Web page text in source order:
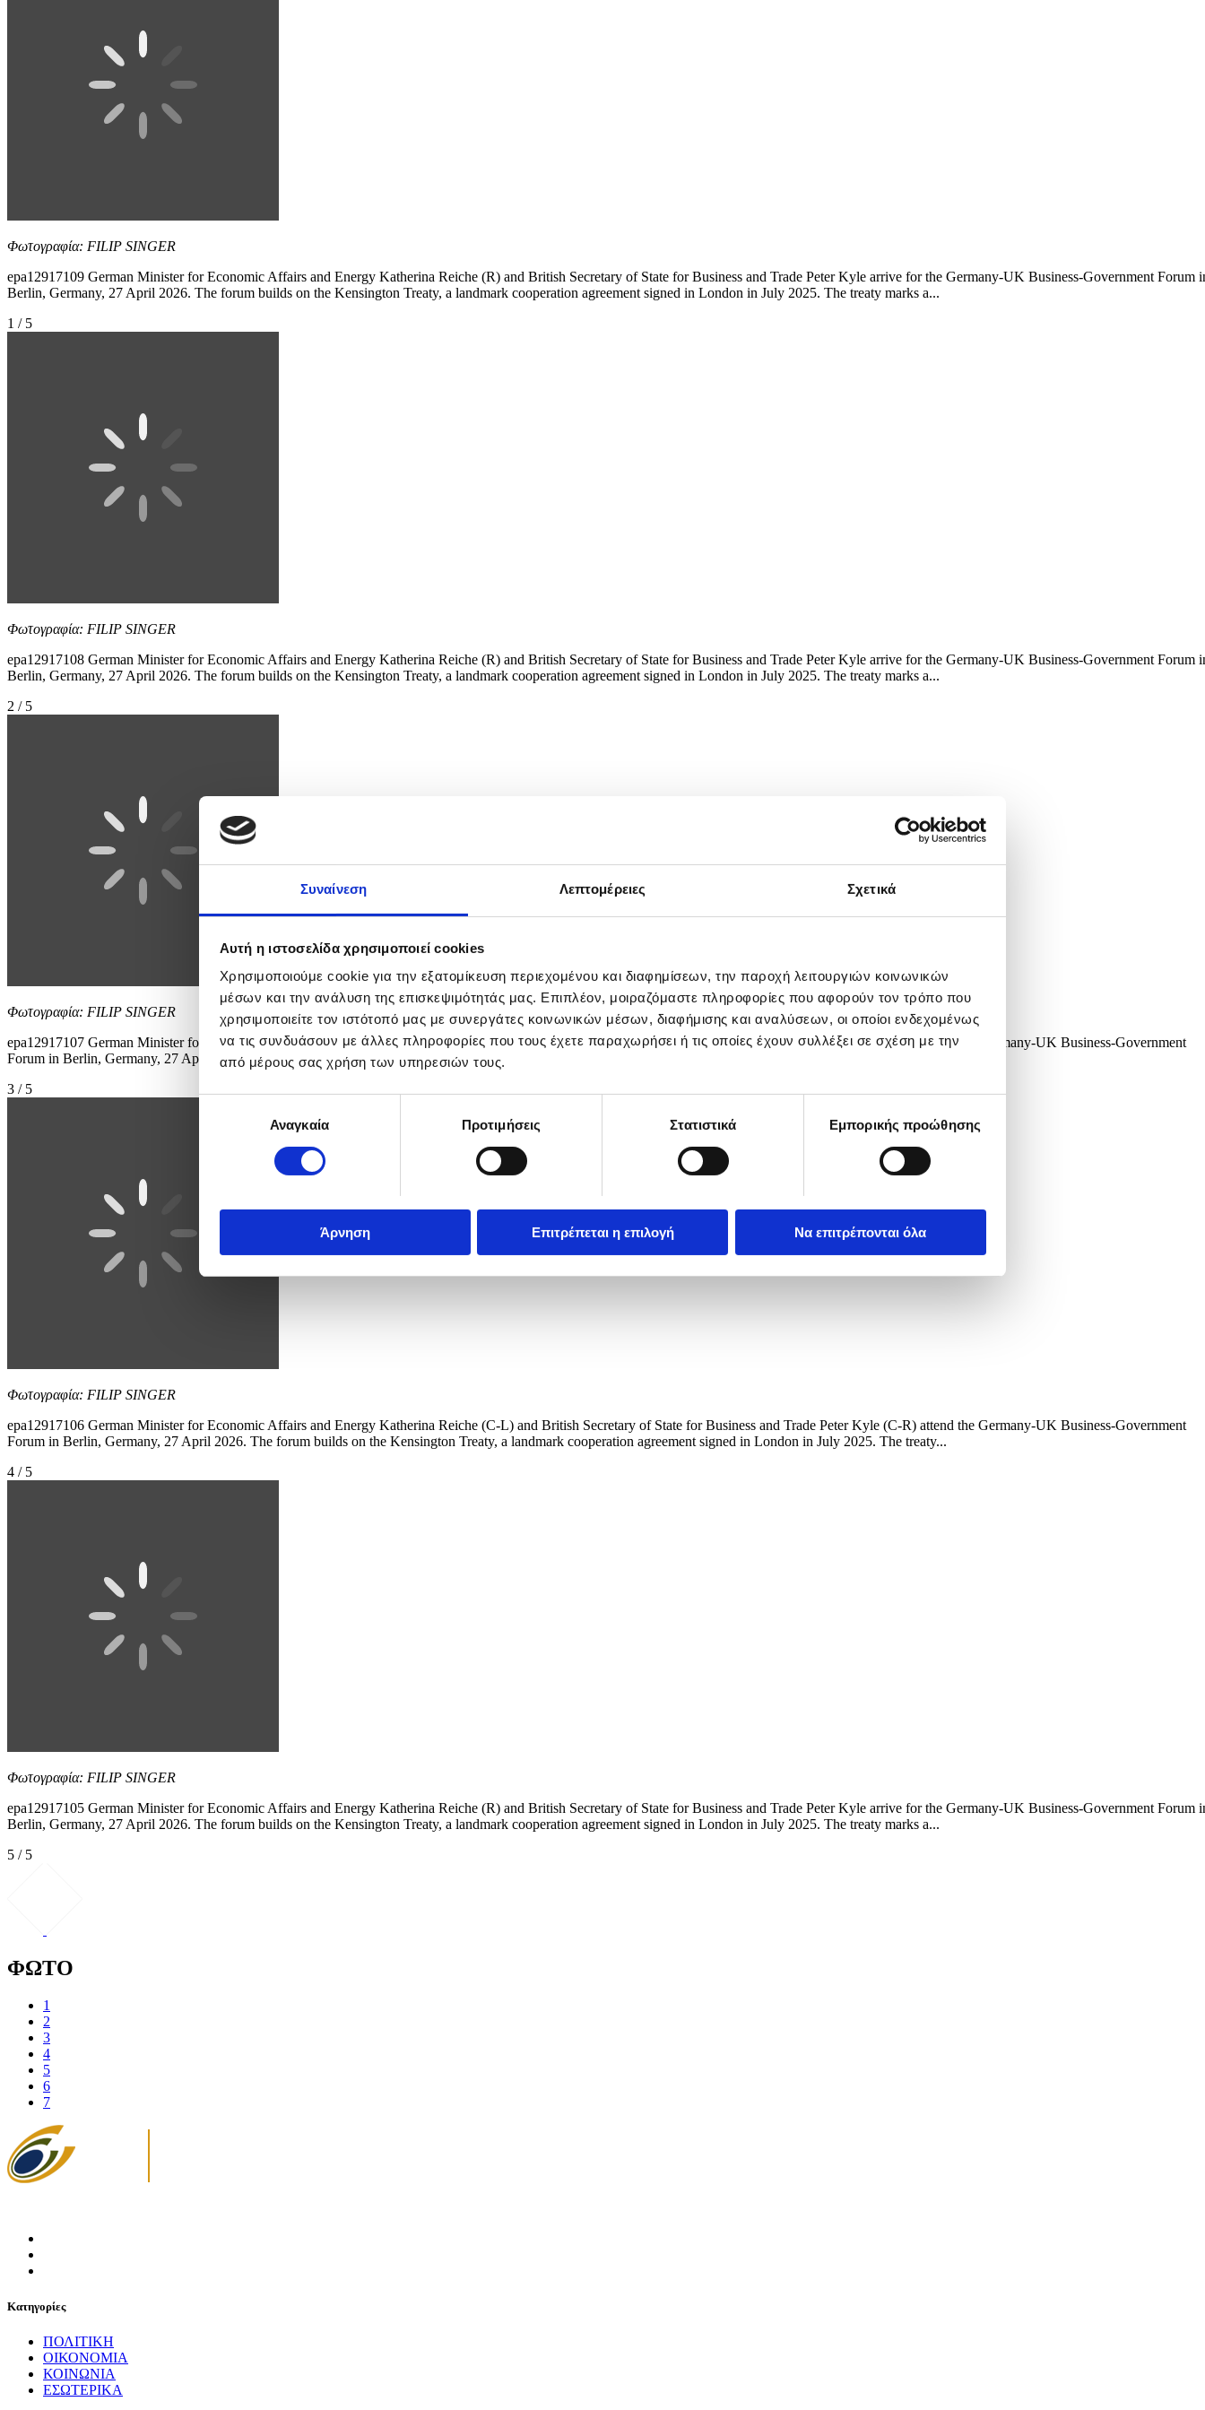
Συναίνεση Λεπτομέρειες Σχετικά
Αυτή η ιστοσελίδα χρησιμοποιεί cookies
Χρησιμοποιούμε cookie για την εξατομίκευση περιεχομένου και διαφημίσεων, την παροχή λειτουργιών κοινωνικών
μέσων και την ανάλυση της επισκεψιμότητάς μας. Επιπλέον, μοιραζόμαστε πληροφορίες που αφορούν τον τρόπο που
χρησιμοποιείτε τον ιστότοπό μας με συνεργάτες κοινωνικών μέσων, διαφήμισης και αναλύσεων, οι οποίοι ενδεχομένως
να τις συνδυάσουν με άλλες πληροφορίες που τους έχετε παραχωρήσει ή τις οποίες έχουν συλλέξει σε σχέση με την
από μέρους σας χρήση των υπηρεσιών τους.
συγκατάθεσηςΑναγκαία Προτιμήσεις Στατιστικά Εμπορικής προώθησης
Άρνηση Επιτρέπεται η επιλογή Να επιτρέπονται όλα
Φωτογραφία: FILIP SINGER
epa12917109 German Minister for Economic Affairs and Energy Katherina Reiche (R) and British Secretary of State for Business and Trade Peter Kyle arrive for the Germany-UK Business-Government Forum
Berlin, Germany, 27 April 2026. The forum builds on the Kensington Treaty, a landmark cooperation agreement signed in London in July 2025. The treaty marks a...
1 / 5
Φωτογραφία: FILIP SINGER
epa12917108 German Minister for Economic Affairs and Energy Katherina Reiche (R) and British Secretary of State for Business and Trade Peter Kyle arrive for the Germany-UK Business-Government Forum
Berlin, Germany, 27 April 2026. The forum builds on the Kensington Treaty, a landmark cooperation agreement signed in London in July 2025. The treaty marks a...
2 / 5
Φωτογραφία: FILIP SINGER
epa12917107 German Minister for Economic Affairs and Energy Katherina Reiche (C-L) and British Secretary of State for Business and Trade Peter Kyle (C-R) attend the Germany-UK Business-Government
Forum in Berlin, Germany, 27 April 2026. The forum builds on the Kensington Treaty, a landmark cooperation agreement signed in London in July 2025. The treaty...
3 / 5
Φωτογραφία: FILIP SINGER
epa12917106 German Minister for Economic Affairs and Energy Katherina Reiche (C-L) and British Secretary of State for Business and Trade Peter Kyle (C-R) attend the Germany-UK Business-Government
Forum in Berlin, Germany, 27 April 2026. The forum builds on the Kensington Treaty, a landmark cooperation agreement signed in London in July 2025. The treaty...
4 / 5
Φωτογραφία: FILIP SINGER
epa12917105 German Minister for Economic Affairs and Energy Katherina Reiche (R) and British Secretary of State for Business and Trade Peter Kyle arrive for the Germany-UK Business-Government Forum
Berlin, Germany, 27 April 2026. The forum builds on the Kensington Treaty, a landmark cooperation agreement signed in London in July 2025. The treaty marks a...
5 / 5
ΦΩΤΟ
1
2
3
4
5
6
7
Κατηγορίες
ΠΟΛΙΤΙΚΗ
ΟΙΚΟΝΟΜΙΑ
ΚΟΙΝΩΝΙΑ
ΕΣΩΤΕΡΙΚΑ